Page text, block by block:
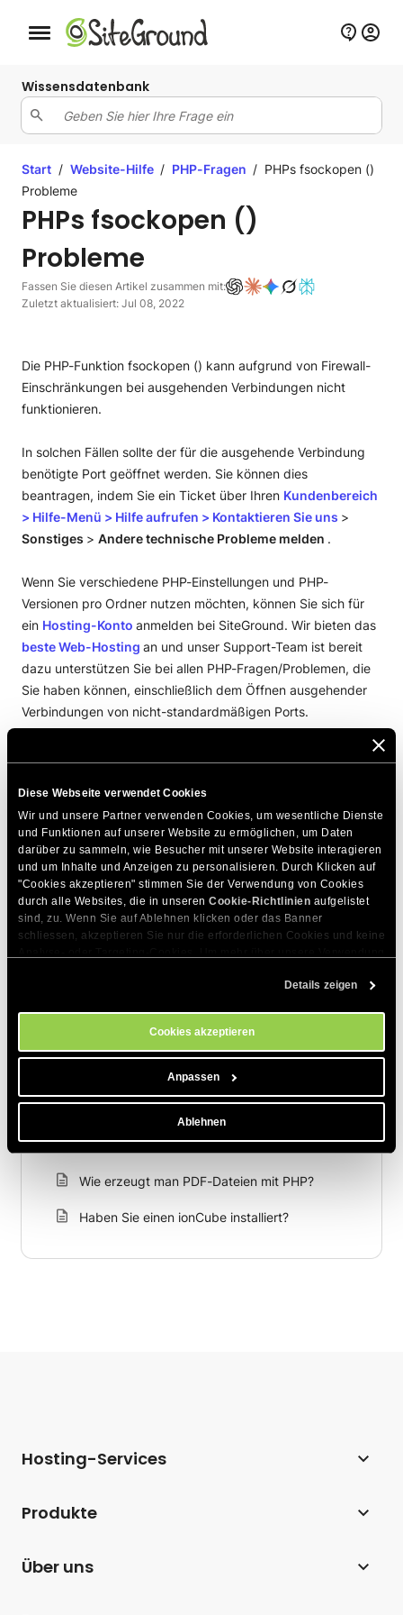
Diese Webseite verwendet Cookies
Wir und unsere Partner verwenden Cookies, um wesentliche Dienste
und Funktionen auf unserer Website zu ermöglichen, um Daten
darüber zu sammeln, wie Besucher mit unserer Website interagieren
und um Inhalte und Anzeigen zu personalisieren. Durch Klicken auf
"Cookies akzeptieren" stimmen Sie der Verwendung von Cookies
durch alle Websites, die in unseren Cookie-Richtlinien aufgelistet
sind, zu. Wenn Sie auf Ablehnen klicken oder das Banner
schliessen, akzeptieren Sie nur die erforderlichen Cookies und keine
. Sie können Ihre Cookie-Einstellungen jederzeit im
Details zeigen
Cookies akzeptieren
Anpassen
Ablehnen
Schaltfläche Mobile Navigation
Wissensdatenbank
Start / Website-Hilfe / PHP-Fragen / PHPs fsockopen ()
Probleme
PHPs fsockopen ()
Probleme
Fassen Sie diesen Artikel zusammen mit:
Zuletzt aktualisiert: Jul 08, 2022
Die PHP-Funktion fsockopen () kann aufgrund von Firewall-
Einschränkungen bei ausgehenden Verbindungen nicht
funktionieren.
In solchen Fällen sollte der für die ausgehende Verbindung
benötigte Port geöffnet werden. Sie können dies
beantragen, indem Sie ein Ticket über Ihren Kundenbereich
> Hilfe-Menü > Hilfe aufrufen > Kontaktieren Sie uns >
Sonstiges > Andere technische Probleme melden .
Wenn Sie verschiedene PHP-Einstellungen und PHP-
Versionen pro Ordner nutzen möchten, können Sie sich für
ein Hosting-Konto anmelden bei SiteGround. Wir bieten das
beste Web-Hosting an und unser Support-Team ist bereit
dazu unterstützen Sie bei allen PHP-Fragen/Problemen, die
Sie haben können, einschließlich dem Öffnen ausgehender
Verbindungen von nicht-standardmäßigen Ports.
Zum Thema Passende Artikel
Wie man eine alternative Version des
scheint die von WordPress benötigte MySQL-
Erweiterung zu fehlen.“
Wie kann ich Fehlerberichte in einem PHP-
Skript aktivieren?
Wie führen Sie eine E-Mail und ein PHP-Skript
weiter aus?
Wie erzeugt man PDF-Dateien mit PHP?
Haben Sie einen ionCube installiert?
Hosting-Services
Hosting für WooCommerce
Produkte
Über uns